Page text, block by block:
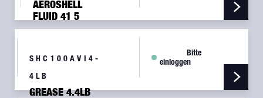
AEROSHELL
FLUID 41 5
LTR
SHC100AVI4-
4LB
GREASE 4.4LB
Bitte
einloggen